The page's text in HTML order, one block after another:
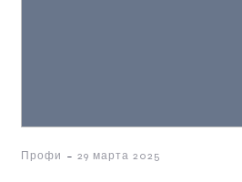
Профи - 29 марта 2025